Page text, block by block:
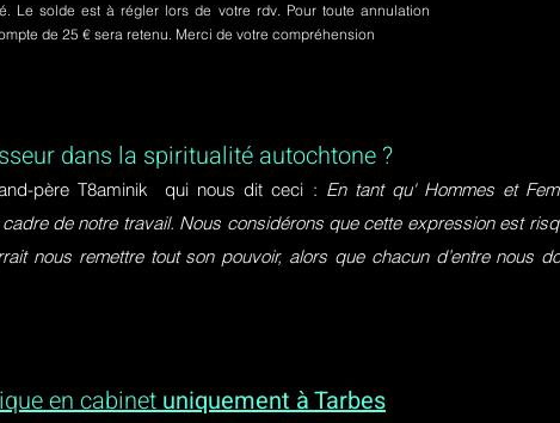
Le solde est à régler lors de votre rdv. Pour toute annulation
de 25 € sera retenu. Merci de votre compréhension
dans la spiritualité autochtone ?
père T8aminik qui nous dit ceci : En tant qu' Hommes et
cadre de notre travail. Nous considérons que cette expression est
nous remettre tout son pouvoir, alors que chacun d’entre nous
en cabinetuniquement à Tarbes